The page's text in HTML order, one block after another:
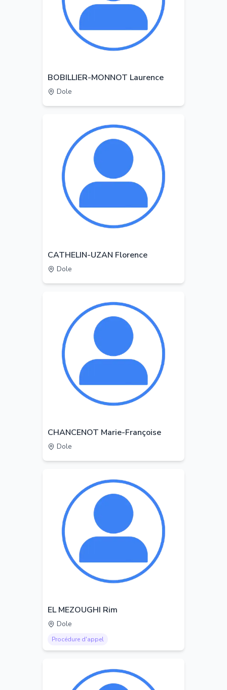
BOBILLIER-MONNOT Laurence
Dole
CATHELIN-UZAN Florence
Dole
CHANCENOT Marie-Françoise
Dole
EL MEZOUGHI Rim
Dole
Procédure d'appel